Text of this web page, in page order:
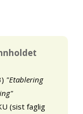
"Etablering
(sist faglig